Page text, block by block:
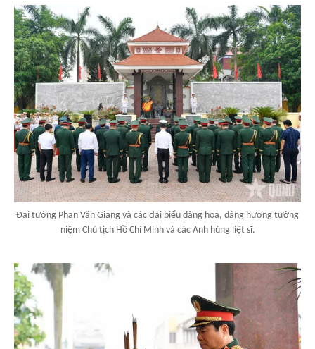
Đại tướng Phan Văn Giang và các đại biểu dâng hoa, dâng hương tưởng
niệm Chủ tịch Hồ Chí Minh và các Anh hùng liệt sĩ.